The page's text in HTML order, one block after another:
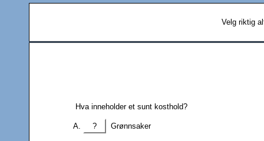
Velg riktig
Hva inneholder et sunt kosthold?
? Grønnsaker